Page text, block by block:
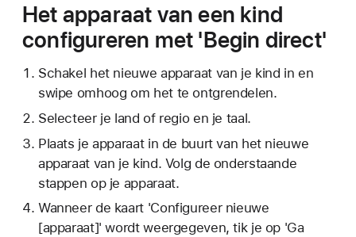
Het apparaat van een kind
configureren met 'Begin direct'
Schakel het nieuwe apparaat van je kind in en
swipe omhoog om het te ontgrendelen.
Selecteer je land of regio en je taal.
Plaats je apparaat in de buurt van het nieuwe
apparaat van je kind. Volg de onderstaande
stappen op je apparaat.
Wanneer de kaart 'Configureer nieuwe
[apparaat]' wordt weergegeven, tik je op 'Ga